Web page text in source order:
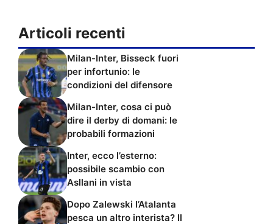
Articoli recenti
Milan-Inter, Bisseck fuori
per infortunio: le
condizioni del difensore
Milan-Inter, cosa ci può
dire il derby di domani: le
probabili formazioni
Inter, ecco l’esterno:
possibile scambio con
Asllani in vista
Dopo Zalewski l’Atalanta
pesca un altro interista? Il